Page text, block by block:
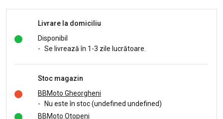
Livrare la domiciliu
Disponibil
- Se livrează în 1-3 zile lucrătoare.
Stoc magazin
BBMoto Gheorgheni
-
Nu este în stoc (undefined undefined)
BBMoto Otopeni